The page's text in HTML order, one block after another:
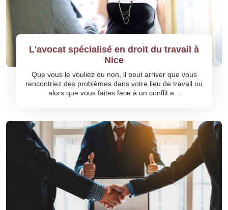
L'avocat spécialisé en droit du travail à
Nice
Que vous le vouliez ou non, il peut arriver que vous
rencontriez des problèmes dans votre lieu de travail ou
alors que vous faites face à un conflit a...